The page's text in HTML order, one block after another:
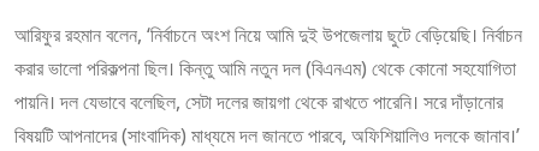
আরিফুর রহমান বলেন, ‘নির্বাচনে অংশ নিয়ে আমি দুই উপজেলায় ছুটে বেড়িয়েছি। নির্বাচন
করার ভালো পরিকল্পনা ছিল। কিন্তু আমি নতুন দল (বিএনএম) থেকে কোনো সহযোগিতা
পায়নি। দল যেভাবে বলেছিল, সেটা দলের জায়গা থেকে রাখতে পারেনি। সরে দাঁড়ানোর
বিষয়টি আপনাদের (সাংবাদিক) মাধ্যমে দল জানতে পারবে, অফিশিয়ালিও দলকে জানাব।’